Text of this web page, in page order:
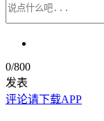
0/800
发表
评论请下载APP